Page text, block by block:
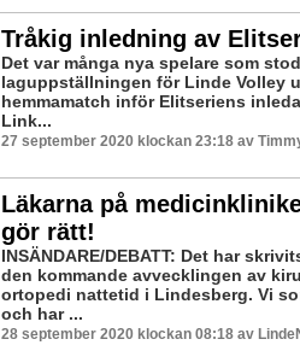
Tråkig inledning av
Det var många nya spelare som
laguppställningen för Linde Volley
hemmamatch inför Elitseriens
Link...
27 september 2020 klockan 23:18 av
Läkarna på
gör rätt!
INSÄNDARE/DEBATT: Det har
den kommande avvecklingen av
ortopedi nattetid i Lindesberg. Vi
och har ...
28 september 2020 klockan 08:18 av